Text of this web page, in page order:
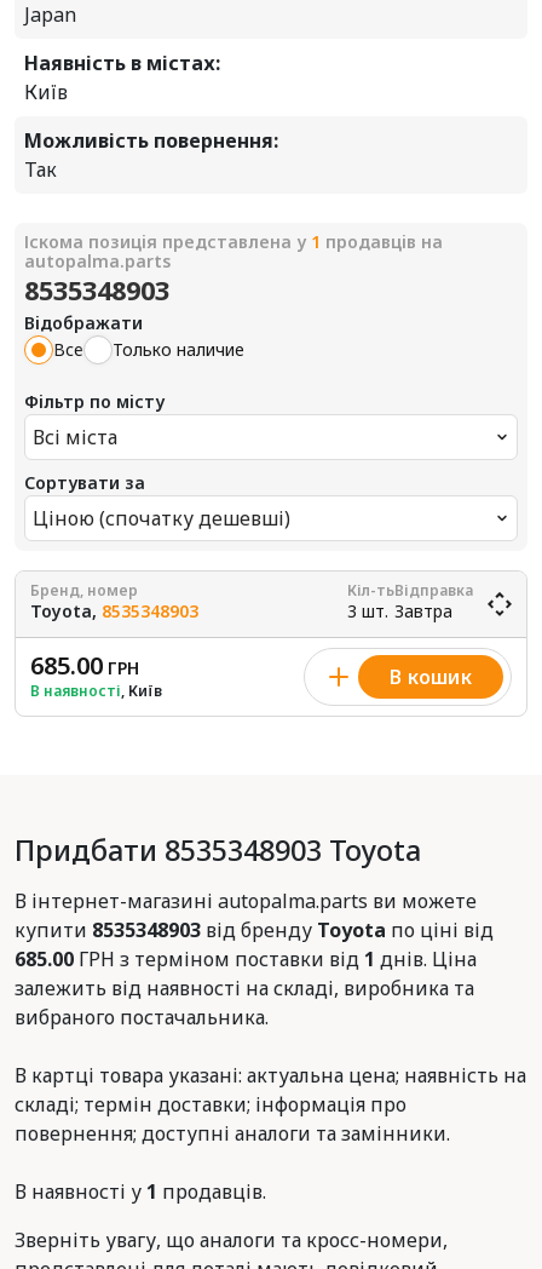
Japan
Наявність в містах:
Київ
Можливість повернення:
Так
Іскома позиція представлена у 1 продавців на
autopalma.parts
8535348903
Відображати
Все
Только наличие
Фільтр по місту
Всі міста
Сортувати за
Ціною (спочатку дешевші)
Бренд, номер
Toyota, 8535348903
Кіл-ть
3 шт.
Відправка
Завтра
685.00 ГРН
В наявності, Київ
В кошик
Придбати 8535348903 Toyota
В інтернет-магазині autopalma.parts ви можете
купити 8535348903 від бренду Toyota по ціні від
685.00 ГРН з терміном поставки від 1 днів. Ціна
залежить від наявності на складі, виробника та
вибраного постачальника.
В картці товара указані: актуальна цена; наявність на
складі; термін доставки; інформація про
повернення; доступні аналоги та замінники.
В наявності у 1 продавців.
Зверніть увагу, що аналоги та кросс-номери,